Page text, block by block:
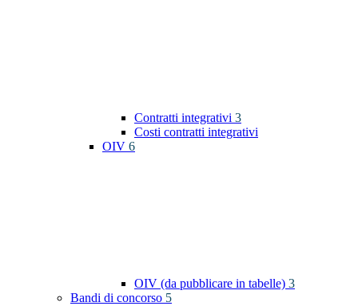
Contratti integrativi 3
Costi contratti integrativi
OIV 6
OIV (da pubblicare in tabelle) 3
Bandi di concorso 5